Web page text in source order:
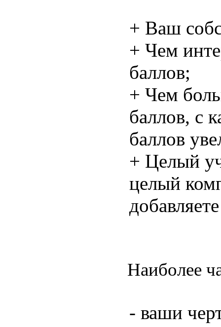
+ Ваш
+ Чем
баллов;
+ Чем
баллов, с
баллов
+ Целый
целый
Наиболее
- ваши